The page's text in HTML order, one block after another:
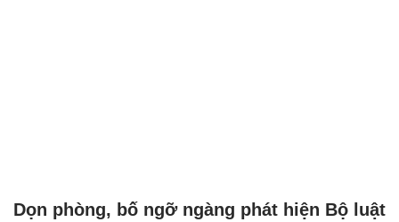
Dọn phòng, bố ngỡ ngàng phát hiện Bộ luật